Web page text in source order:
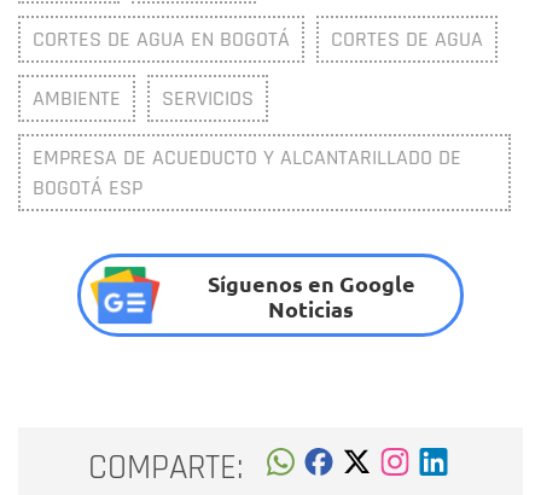
CORTES DE AGUA EN BOGOTÁ CORTES DE AGUA
AMBIENTE SERVICIOS
EMPRESA DE ACUEDUCTO Y ALCANTARILLADO DE
BOGOTÁ ESP
Síguenos en Google
Noticias
COMPARTE: